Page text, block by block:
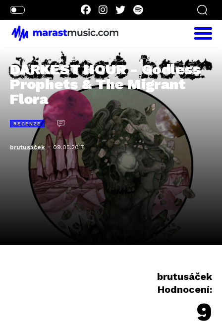
DARKEST HOUR - Godless
Prophets & The Migrant
Flora
RECENZE
brutusáček-09.05.2017
brutusáček
Hodnocení:
9